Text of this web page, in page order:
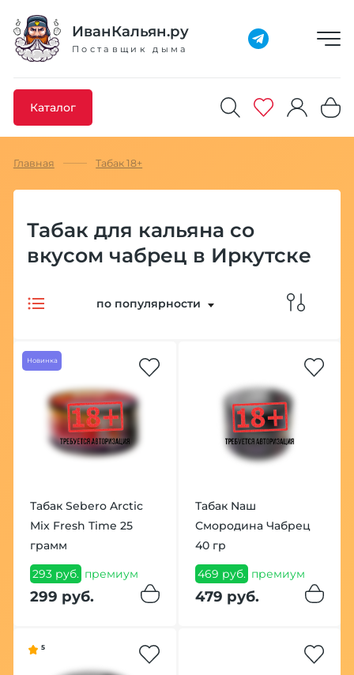
ИванКальян.ру
Поставщик дыма
Каталог
Добавлено максимальное кол-во товара
Главная Табак 18+
Табак для кальяна со
вкусом чабрец в Иркутске
по популярности
Новинка
Табак Sebero Arctic
Mix Fresh Time 25
грамм
293 руб. премиум
299 руб.
Табак Nаш
Смородина Чабрец
40 гр
469 руб. премиум
479 руб.
5